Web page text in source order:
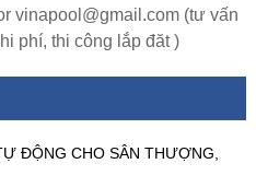
vinapool@gmail.com (tư vấn
phí, thi công lắp đăt )
ĐỘNG CHO SÂN THƯỢNG,